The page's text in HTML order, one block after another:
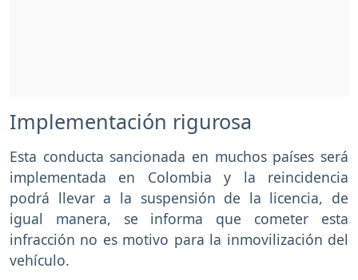
Implementación rigurosa
Esta conducta sancionada en muchos países será
implementada en Colombia y la reincidencia
podrá llevar a la suspensión de la licencia, de
igual manera, se informa que cometer esta
infracción no es motivo para la inmovilización del
vehículo.